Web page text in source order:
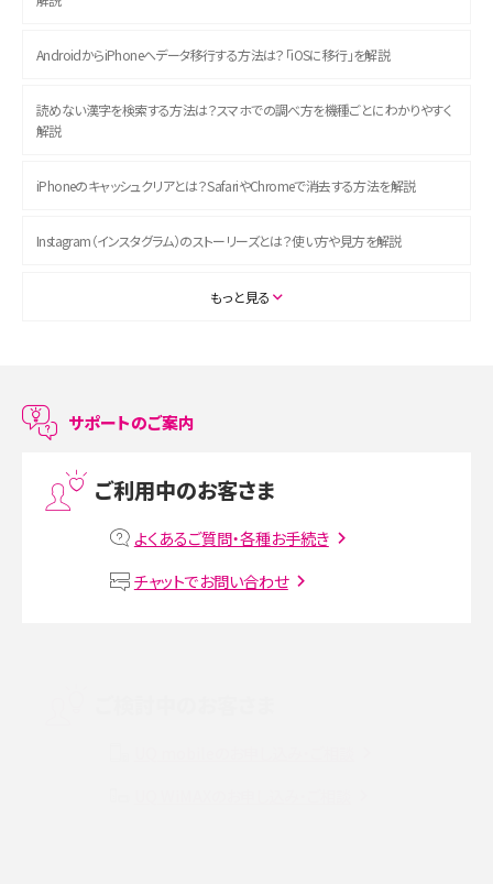
AndroidからiPhoneへデータ移行する方法は？「iOSに移行」を解説
読めない漢字を検索する方法は？スマホでの調べ方を機種ごとにわかりやすく
解説
iPhoneのキャッシュクリアとは？SafariやChromeで消去する方法を解説
Instagram（インスタグラム）のストーリーズとは？使い方や見方を解説
ASMRとは？初心者向けの代表ジャンルや楽しみ方を解説
LINEで友だちを削除する方法は？方法ごとの影響や復活・復元する方法も解説
MNOとは？MVNOやMVNEとの違いやメリット・デメリットを解説
VPN接続とは？仕組みや必要性、メリット・デメリット、接続方法を解説
もっと見る
サポートのご案内
ご利用中のお客さま
よくあるご質問・各種お手続き
チャットでお問い合わせ